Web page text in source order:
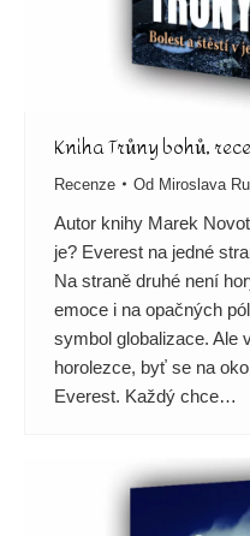
Kniha Trůny bohů,
Recenze Od Miroslava
Autor knihy Marek
je? Everest na jedné
Na straně druhé není
emoce i na opačných
symbol globalizace. Ale
horolezce, byť se na
Everest. Každý chce…